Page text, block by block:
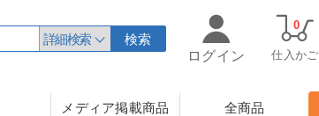
詳細検索
検索
ログイン
仕入かご
0
メディア掲載商品 全商品